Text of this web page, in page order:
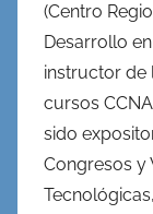
(Centro
Desarrollo
instructor de
cursos
sido
Congresos y